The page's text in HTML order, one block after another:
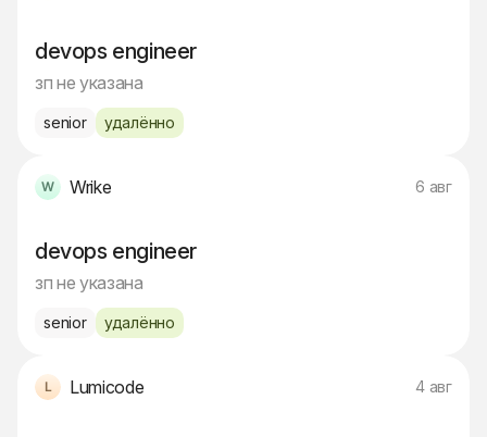
devops engineer
зп не указана
senior удалённо
Wrike 6 авг
devops engineer
зп не указана
senior удалённо
Lumicode 4 авг